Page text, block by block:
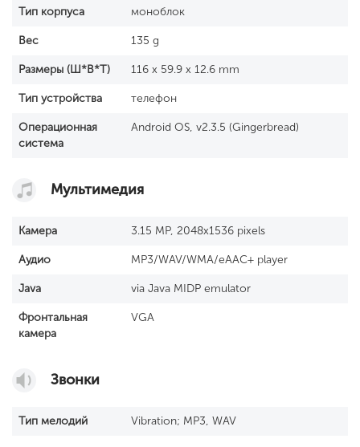
Тип корпуса моноблок
Вес 135 g
Размеры (Ш*В*Т) 116 x 59.9 x 12.6 mm
Тип устройства телефон
Операционная
система
Android OS, v2.3.5 (Gingerbread)
Мультимедия
Камера 3.15 MP, 2048x1536 pixels
Аудио MP3/WAV/WMA/eAAC+ player
Java via Java MIDP emulator
Фронтальная
камера
VGA
Звонки
Тип мелодий Vibration; MP3, WAV